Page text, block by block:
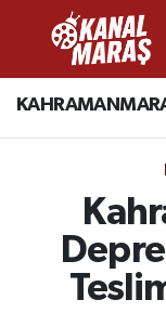
CANLI
SPOR
SİYASET
Süper Lig